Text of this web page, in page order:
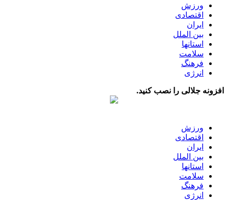
ورزش
اقتصادی
ایران
بین الملل
استانها
سلامت
فرهنگ
انرژی
افزونه جلالی را نصب کنید.
ورزش
اقتصادی
ایران
بین الملل
استانها
سلامت
فرهنگ
انرژی